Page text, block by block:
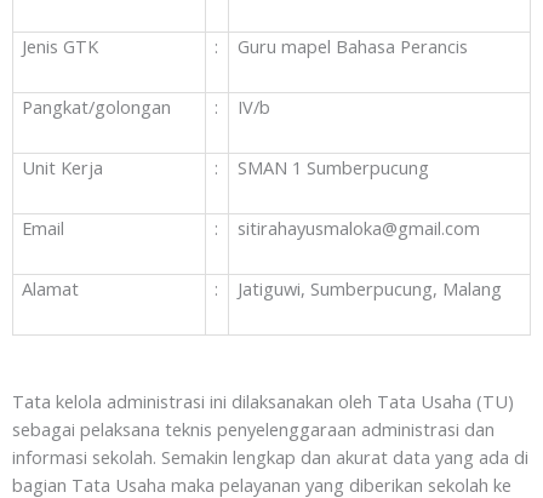
Jenis GTK : Guru mapel Bahasa Perancis
Pangkat/golongan : IV/b
Unit Kerja : SMAN 1 Sumberpucung
Email : sitirahayusmaloka@gmail.com
Alamat : Jatiguwi, Sumberpucung, Malang
Tata kelola administrasi ini dilaksanakan oleh Tata Usaha (TU)
sebagai pelaksana teknis penyelenggaraan administrasi dan
informasi sekolah. Semakin lengkap dan akurat data yang ada di
bagian Tata Usaha maka pelayanan yang diberikan sekolah ke